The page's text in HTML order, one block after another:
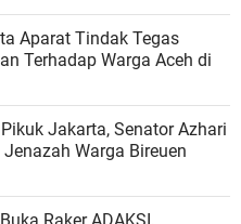
Aparat Tindak Tegas
Terhadap Warga Aceh di
Jakarta, Senator Azhari
Warga Bireuen
Raker ADAKSI,